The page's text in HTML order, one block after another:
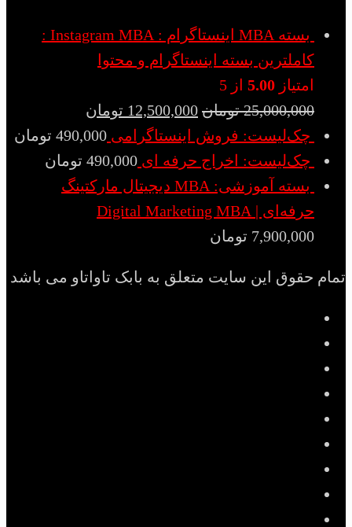
بسته MBA اینستاگرام : Instagram MBA :
کاملترین بسته اینستاگرام و محتوا
امتیاز5.00از 5
25,000,000 تومان 12,500,000 تومان
چک‌لیست: فروش اینستاگرامی 490,000 تومان
چک‌لیست: اخراج حرفه ای 490,000 تومان
بسته آموزشی: MBA دیجیتال مارکتینگ
حرفه‌ای | Digital Marketing MBA
7,900,000 تومان
حقوق این سایت متعلق به بابک تاواتاو می باشد